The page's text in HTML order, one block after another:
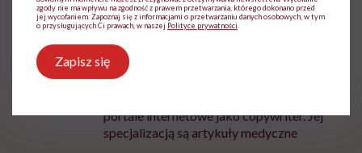
Ewa Żuchowska
Technik farmacji z wieloletnim stażem
pracy w aptekach ogólnodostępnych. Od
portale internetowe jako copywriter. Jej
specjalizacją są artykuły medyczne
zgody nie ma wpływu na zgodność z prawem przetwarzania, którego dokonano przed
jej wycofaniem. Zapoznaj się z informacjami o przetwarzaniu danych osobowych, w tym
o przysługujących Ci prawach, w naszej Polityce prywatności
Zapisz się